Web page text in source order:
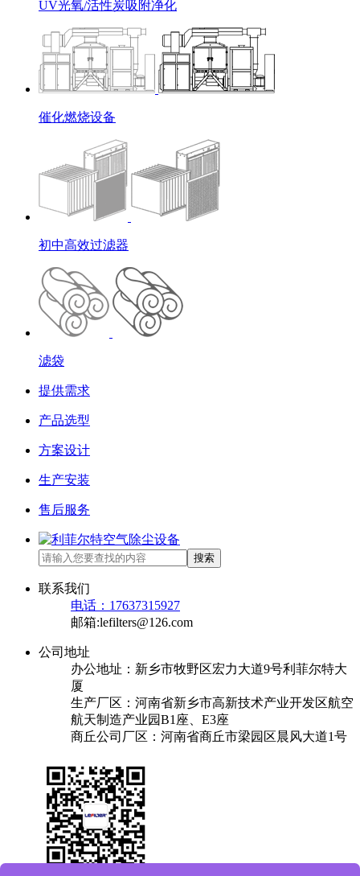
UV光氧/活性炭吸附净化
催化燃烧设备
初中高效过滤器
滤袋
提供需求
产品选型
方案设计
生产安装
售后服务
搜索
联系我们
电话：17637315927
邮箱:lefilters@126.com
公司地址
办公地址：新乡市牧野区宏力大道9号利菲尔特大
厦
生产厂区：河南省新乡市高新技术产业开发区航空
航天制造产业园B1座、E3座
商丘公司厂区：河南省商丘市梁园区晨风大道1号